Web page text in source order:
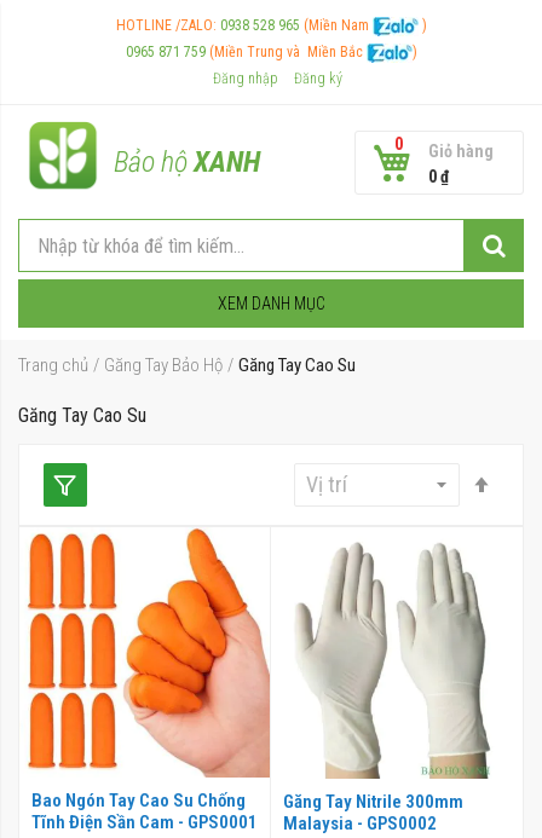
HOTLINE /ZALO: 0938 528 965 (Miền Nam
)
0965 871 759 (Miền Trung và Miền Bắc
)
Đăng nhập
Đăng ký
Bảo hộXANH
XEM DANH MỤC
Giỏ hàng
0
0 ₫
Trang chủ Găng Tay Bảo Hộ Găng Tay Cao Su
Găng Tay Cao Su
Bao Ngón Tay Cao Su Chống
Tĩnh Điện Sần Cam - GPS0001
Găng Tay Nitrile 300mm
Malaysia - GPS0002